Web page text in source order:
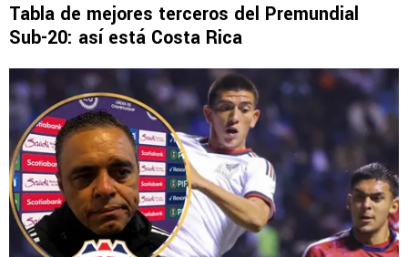
Tabla de mejores terceros del Premundial
Sub-20: así está Costa Rica